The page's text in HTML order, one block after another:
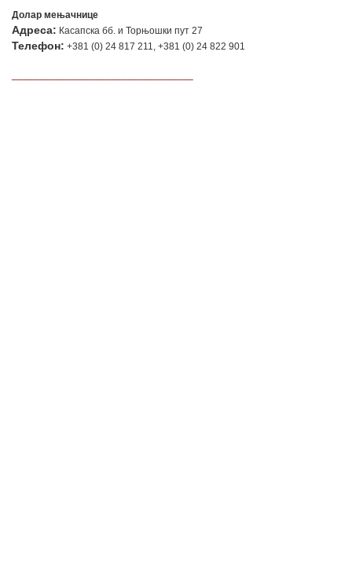
Долар мењачнице
Адреса: Касапска бб. и Торњошки пут 27
Телефон: +381 (0) 24 817 211, +381 (0) 24 822 901